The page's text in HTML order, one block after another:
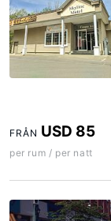
FRÅN USD 85
per rum / per natt